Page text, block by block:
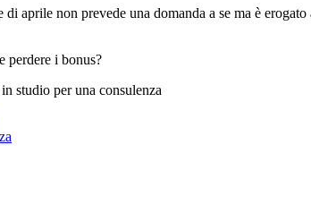
di aprile non prevede una domanda a se ma è
perdere i bonus?
studio per una consulenza